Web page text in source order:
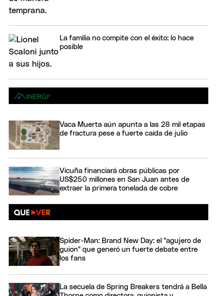
La familia no compite con el éxito: lo hace
posible
Vaca Muerta aún apunta a las 28 mil etapas
de fractura pese a fuerte caída de julio
Vicuña financiará obras públicas por
US$250 millones en San Juan antes de
extraer la primera tonelada de cobre
Spider-Man: Brand New Day: el "agujero de
guion" que generó un fuerte debate entre
los fans
La secuela de Spring Breakers tendrá a Bella